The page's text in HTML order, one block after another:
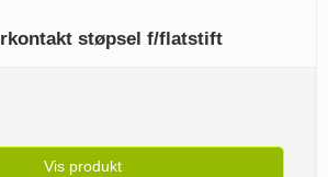
støpsel f/flatstift
Vis produkt